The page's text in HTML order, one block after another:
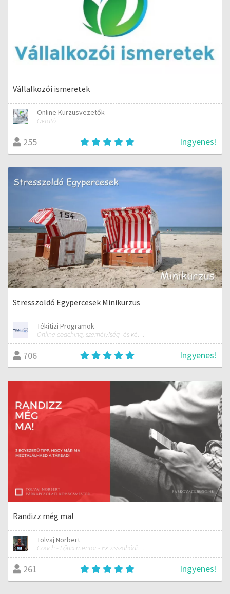
Vállalkozói ismeretek
Online Kurzusvezetők
Oktató
255 Ingyenes!
Stresszoldó Egypercesek Minikurzus
Tékitízi Programok
Online coaching, személyiség- és képességfejlesztés
706 Ingyenes!
Randizz még ma!
Tolvaj Norbert
Coach - Főnix mentor - Ex visszahódítás specialista
261 Ingyenes!